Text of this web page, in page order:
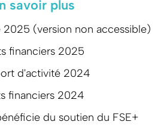
savoir plus
(version non accessible)
financiers 2025
d'activité 2024
financiers 2024
du soutien du FSE+